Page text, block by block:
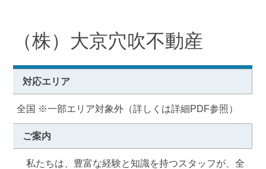
（株）大京穴吹不動産
対応エリア
全国 ※一部エリア対象外（詳しくは詳細PDF参照）
ご案内
私たちは、豊富な経験と知識を持つスタッフが、全